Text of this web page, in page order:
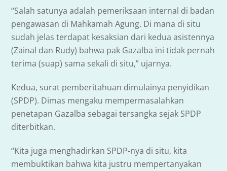
“Salah satunya adalah pemeriksaan internal di badan
pengawasan di Mahkamah Agung. Di mana di situ
sudah jelas terdapat kesaksian dari kedua asistennya
(Zainal dan Rudy) bahwa pak Gazalba ini tidak pernah
terima (suap) sama sekali di situ,” ujarnya.
Kedua, surat pemberitahuan dimulainya penyidikan
(SPDP). Dimas mengaku mempermasalahkan
penetapan Gazalba sebagai tersangka sejak SPDP
diterbitkan.
“Kita juga menghadirkan SPDP-nya di situ, kita
membuktikan bahwa kita justru mempertanyakan